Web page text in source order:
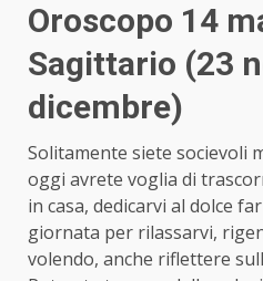
Oroscopo 14
Sagittario (23
dicembre)
Solitamente siete socievoli
oggi avrete voglia di
in casa, dedicarvi al dolce
giornata per rilassarvi,
volendo, anche riflettere